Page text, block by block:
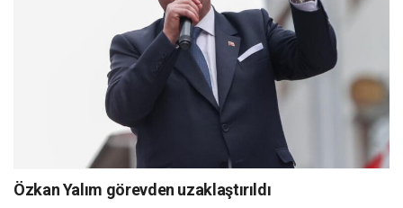
Özkan Yalım görevden uzaklaştırıldı